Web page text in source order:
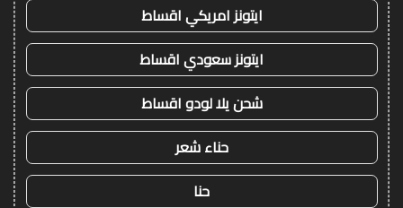
ايتونز امريكي اقساط
ايتونز سعودي اقساط
شحن يلا لودو اقساط
حناء شعر
حنا